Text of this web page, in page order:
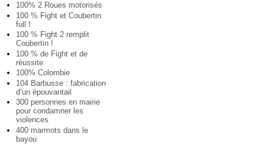
100% 2 Roues motorisés
100 % Fight et Coubertin
full !
100 % Fight 2 remplit
Coubertin !
100 % de Fight et de
réussite
100% Colombie
104 Barbusse : fabrication
d’un épouvantail
300 personnes en mairie
pour condamner les
violences
400 marmots dans le
bayou